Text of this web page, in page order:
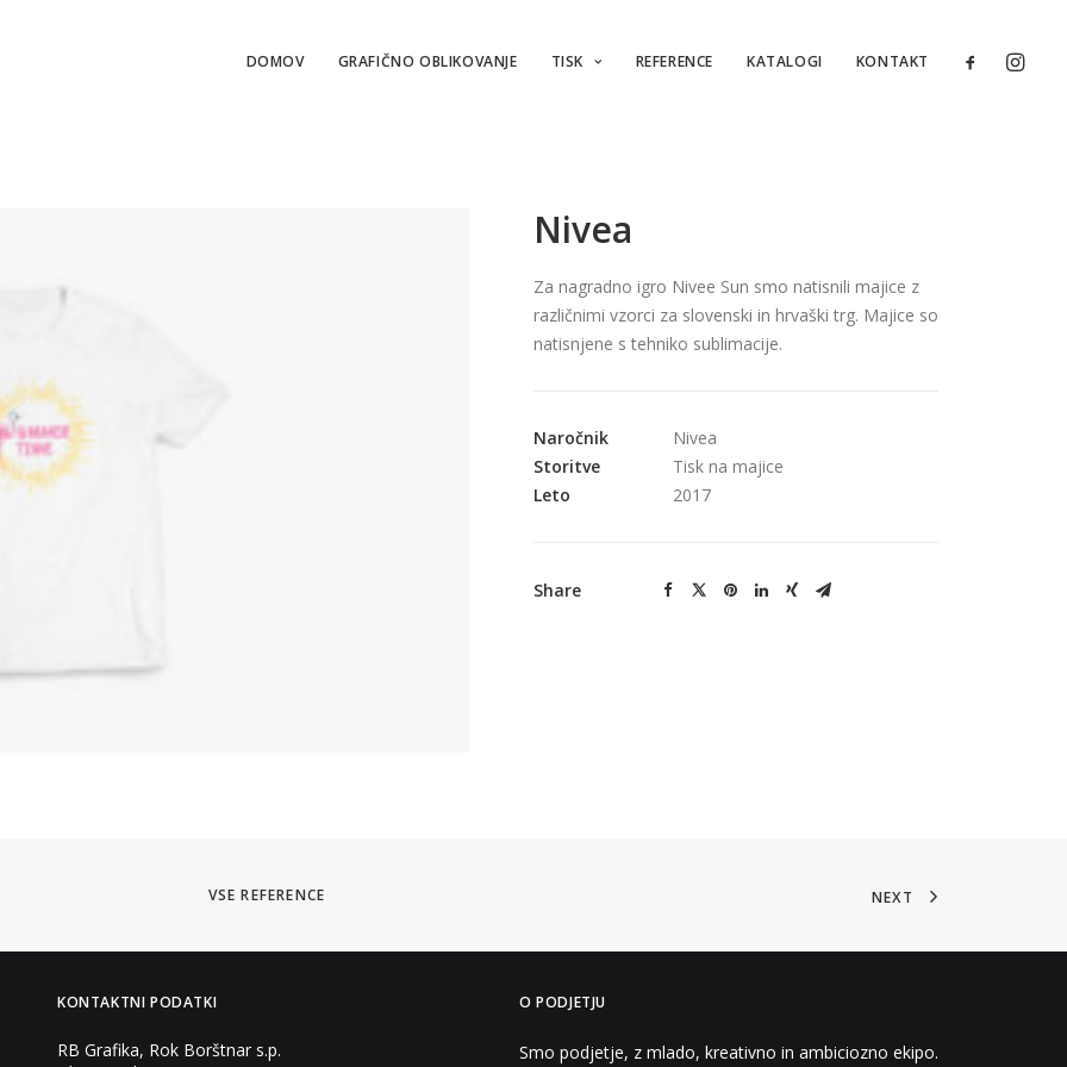
DOMOV GRAFIČNO OBLIKOVANJE TISK REFERENCE KATALOGI KONTAKT
Nivea
Za nagradno igro Nivee Sun smo natisnili majice z
različnimi vzorci za slovenski in hrvaški trg. Majice so
natisnjene s tehniko sublimacije.
Naročnik
Nivea
Storitve
Tisk na majice
Leto
2017
Share
VSE REFERENCE NEXT
KONTAKTNI PODATKI
RB Grafika, Rok Borštnar s.p.
O PODJETJU
Smo podjetje, z mlado, kreativno in ambiciozno ekipo.